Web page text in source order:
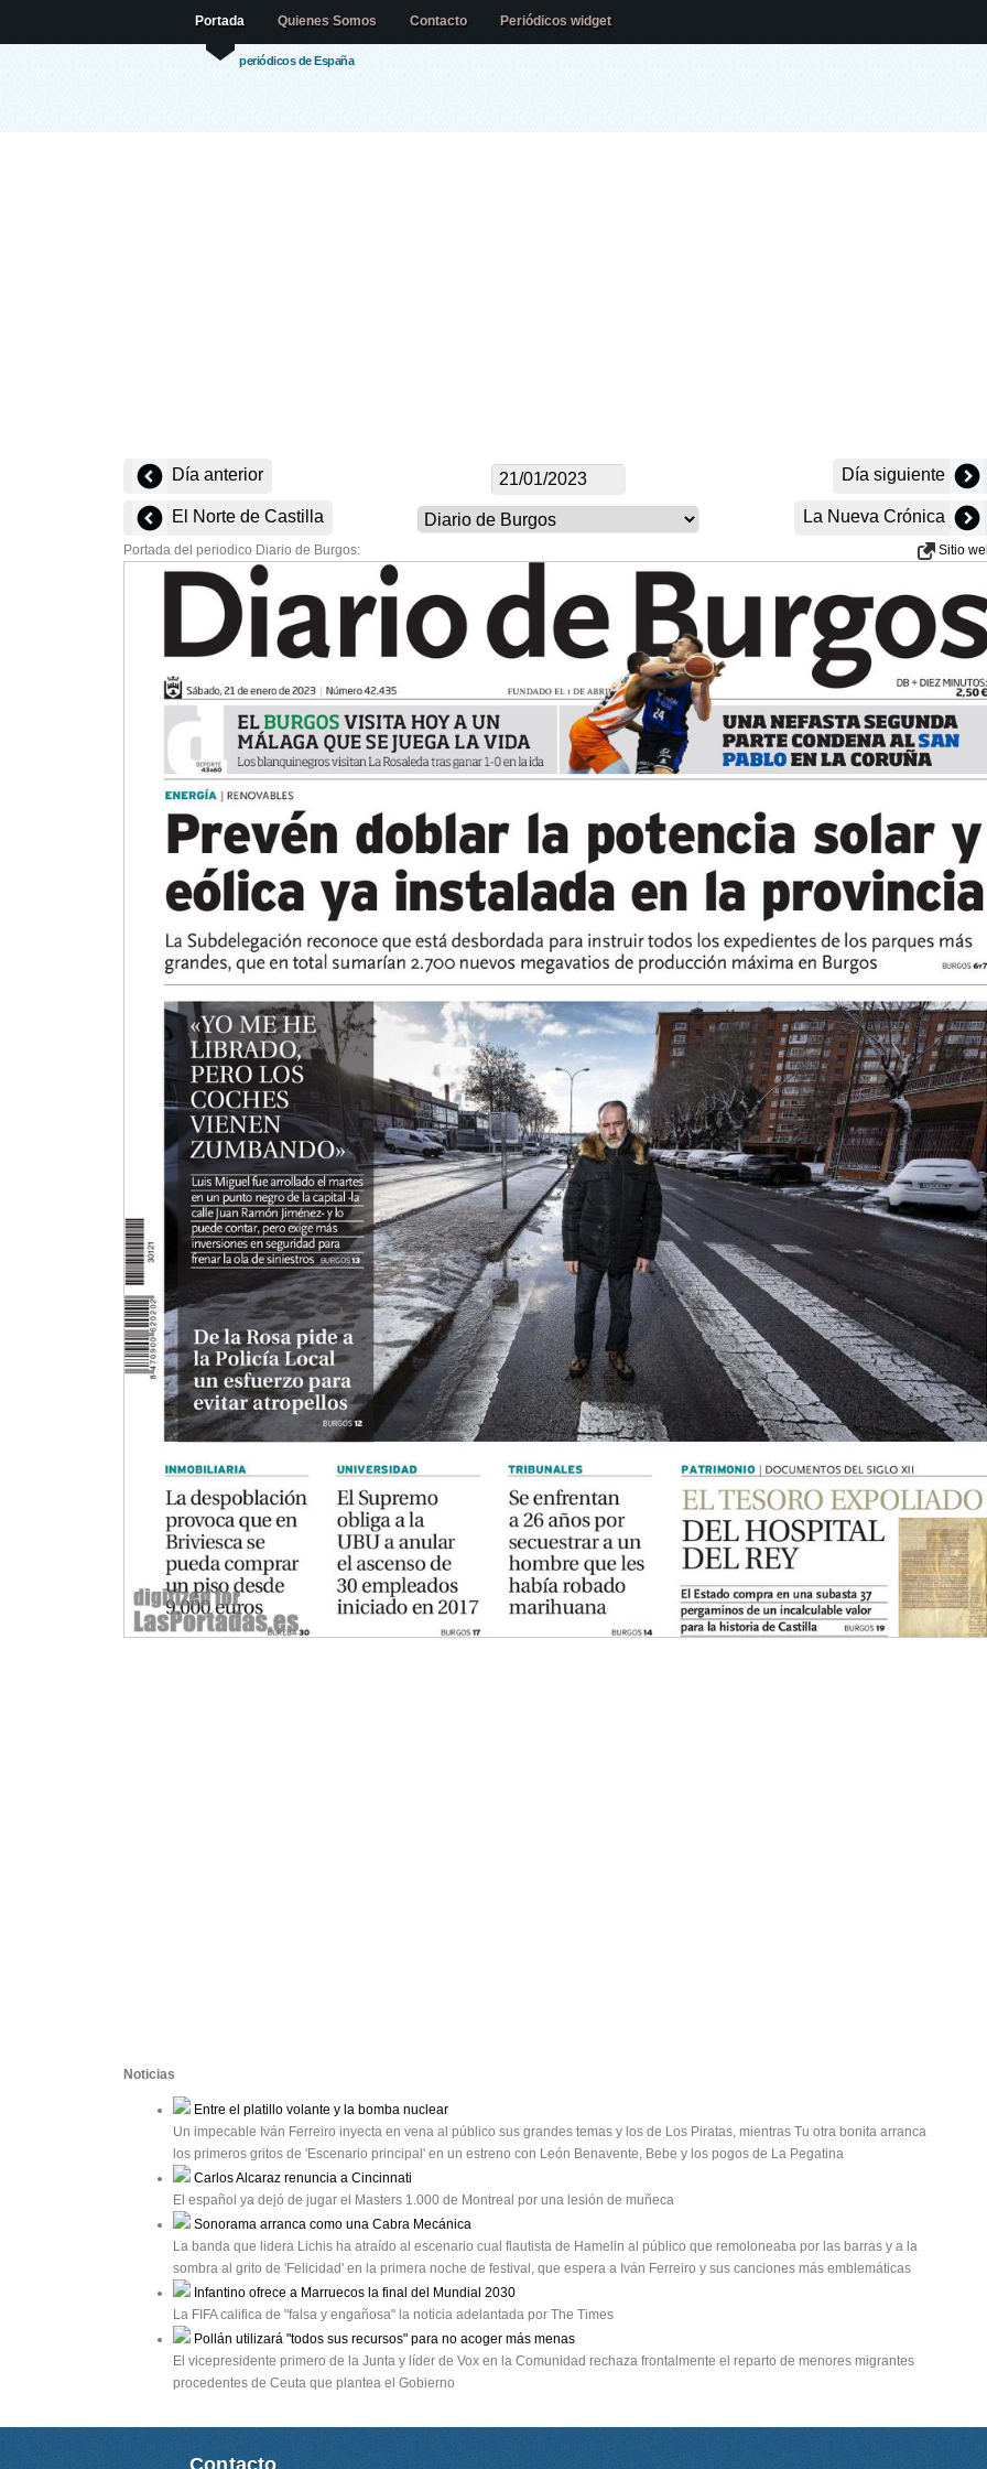
periódicos de España
Portada Quienes Somos Contacto Periódicos widget
Día anterior Día siguiente
El Norte de Castilla La Nueva Crónica
Portada del periodico Diario de Burgos: Sitio
Noticias
Entre el platillo volante y la bomba nuclear
Un impecable Iván Ferreiro inyecta en vena al público sus grandes temas y los de Los Piratas, mientras Tu otra bonita arranca
los primeros gritos de 'Escenario principal' en un estreno con León Benavente, Bebe y los pogos de La Pegatina
Carlos Alcaraz renuncia a Cincinnati
El español ya dejó de jugar el Masters 1.000 de Montreal por una lesión de muñeca
Sonorama arranca como una Cabra Mecánica
La banda que lidera Lichis ha atraído al escenario cual flautista de Hamelin al público que remoloneaba por las barras y a la
sombra al grito de 'Felicidad' en la primera noche de festival, que espera a Iván Ferreiro y sus canciones más emblemáticas
Infantino ofrece a Marruecos la final del Mundial 2030
La FIFA califica de "falsa y engañosa" la noticia adelantada por The Times
Pollán utilizará "todos sus recursos" para no acoger más menas
El vicepresidente primero de la Junta y líder de Vox en la Comunidad rechaza frontalmente el reparto de menores migrantes
procedentes de Ceuta que plantea el Gobierno
Contacto